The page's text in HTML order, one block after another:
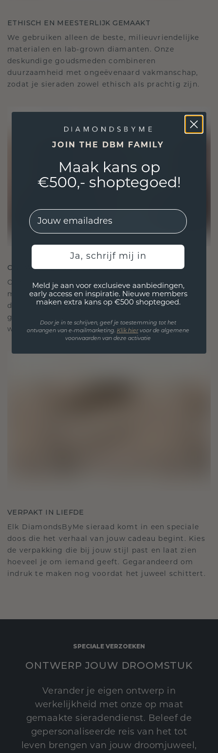
ETHISCH EN MEESTERLIJK GEMAAKT
We gebruiken alleen de beste, milieuvriendelijke
materialen en lab-grown diamanten. Onze
deskundige goudsmeden combineren
duurzaamheid met ongeëvenaard vakmanschap,
zodat je sieraden zowel ethisch als prachtig zijn.
ONTWORPEN VOOR VERBINDING
Onze ontwerpfilosofie is gericht op verbinding,
met elk stuk ontworpen om de tand des tijds te
doorstaan. Het wordt jouw symbool van liefde en
gekoesterde momenten, bedoeld om voor altijd te
worden gedragen en gekoesterd.
VERPAKT IN LIEFDE
Elk DiamondsByMe sieraad komt in een speciale
doos die het verhaal van jouw cadeau begint. Kies
de verpakking die bij jouw stijl past en laat zien
hoeveel je om iemand geeft. Gegarandeerd om
indruk te maken nog voordat het juweel schittert.
SPECIALE VERZOEKEN
ONTWERP JOUW DROOMSTUK
Verander je eigen ontwerp in
werkelijkheid met onze op maat
gemaakte sieradendienst. Beleef de
gepersonaliseerde reis van het tot
leven brengen van jouw droomjuweel,
JOIN THE DBM FAMILY
Maak kans op
€500,- shoptegoed!
EMail
Ja, schrijf mij in
Meld je aan voor exclusieve aanbiedingen,
early access en inspiratie. Nieuwe members
maken extra kans op €500 shoptegoed.
Door je in te schrijven, geef je toestemming tot het
ontvangen van e-mailmarketing. Klik hiervoor de algemene
voorwaarden van deze activatie